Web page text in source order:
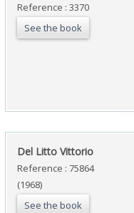
Reference : 3370
See the book
‎Del Litto Vittorio‎
Reference : 75864
(1968)
See the book